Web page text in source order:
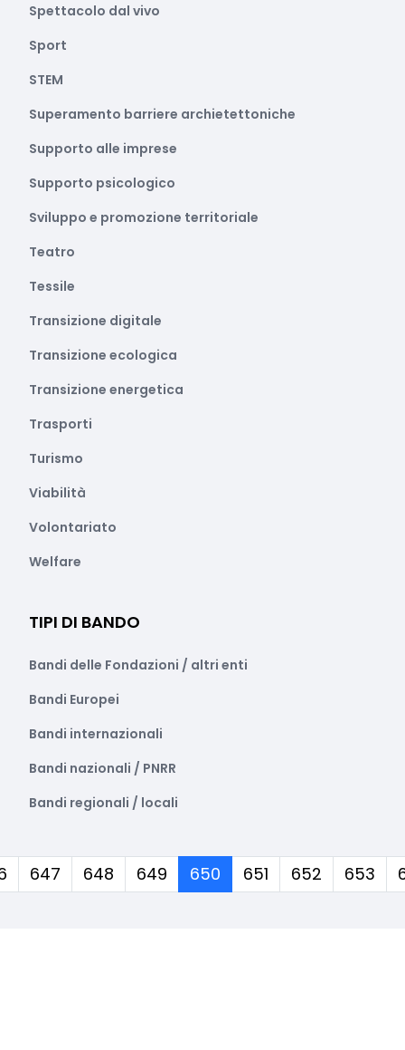
Spettacolo dal vivo
Sport
STEM
Superamento barriere archietettoniche
Supporto alle imprese
Supporto psicologico
Sviluppo e promozione territoriale
Teatro
Tessile
Transizione digitale
Transizione ecologica
Transizione energetica
Trasporti
Turismo
Viabilità
Volontariato
Welfare
TIPI DI BANDO
Bandi delle Fondazioni / altri enti
Bandi Europei
Bandi internazionali
Bandi nazionali / PNRR
Bandi regionali / locali
647 648 649 650(corrente)
651 652 653